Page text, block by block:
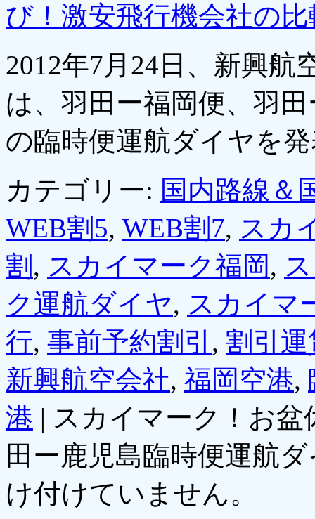
び！激安飛行機会社の
2012年7月24日、新興
は、羽田ー福岡便、羽
の臨時便運航ダイヤを
カテゴリー: 国内路線＆
WEB割5, WEB割7, スカ
割 , スカイマーク福岡,
ク運航ダイヤ, スカイマ
行, 事前予約割引 , 割引運
新興航空会社, 福岡空港,
港 | スカイマーク！お
田ー鹿児島臨時便運航
け付けていません。